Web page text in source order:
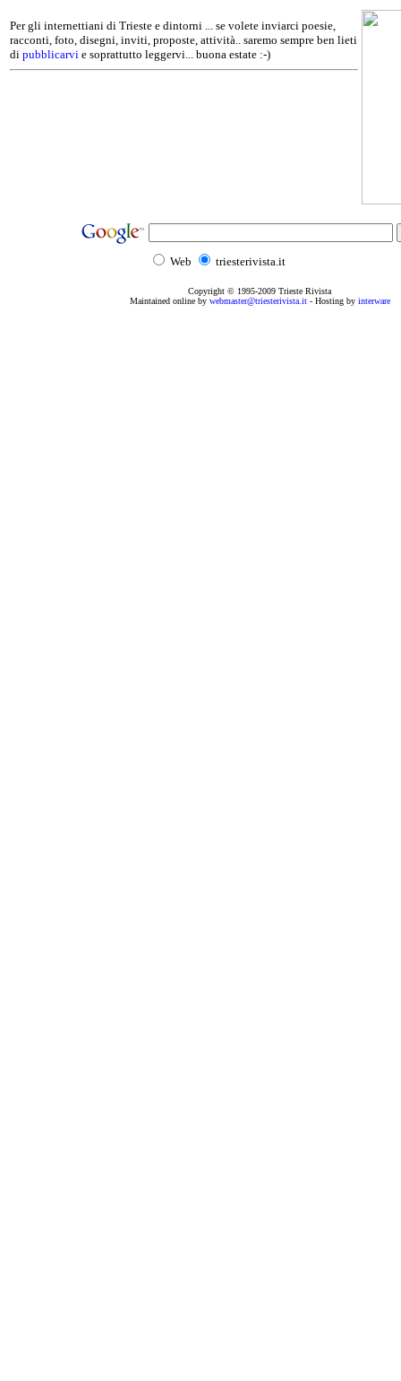
Per gli internettiani di Trieste e dintorni ... se volete inviarci poesie,
racconti, foto, disegni, inviti, proposte, attività.. saremo sempre ben lieti
di pubblicarvi e soprattutto leggervi... buona estate :-)
Web triesterivista.it
Copyright © 1995-2009 Trieste Rivista
Maintained online by webmaster@triesterivista.it- Hosting by interware